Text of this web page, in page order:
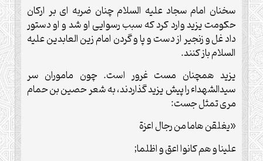
سخنان امام سجاد علیه السلام چنان ضربه ای بر ارکان
حکومت یزید وارد کرد که سبب رسوایی او شد و او دستور
داد غل و زنجیر از دست و پا و گردن امام زین العابدین علیه
السلام باز کنند.
یزید همچنان مست غرور است. چون ماموران سر
سیدالشهداء را پیش یزید گذاردند، به شعر حصین بن حمام
مری تمثل جست:
«یغلقن هاما من رجال اعزة
علینا و هم کانوا اعق و اظلما;